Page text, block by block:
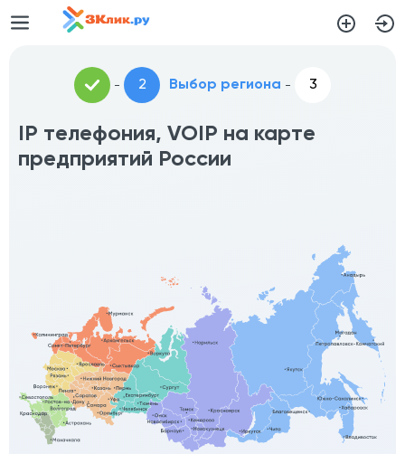
Выбор региона
IP телефония, VOIP на карте
предприятий России